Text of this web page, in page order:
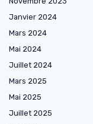
Janvier 2024
Mars 2024
Mai 2024
Juillet 2024
Mars 2025
Mai 2025
Juillet 2025